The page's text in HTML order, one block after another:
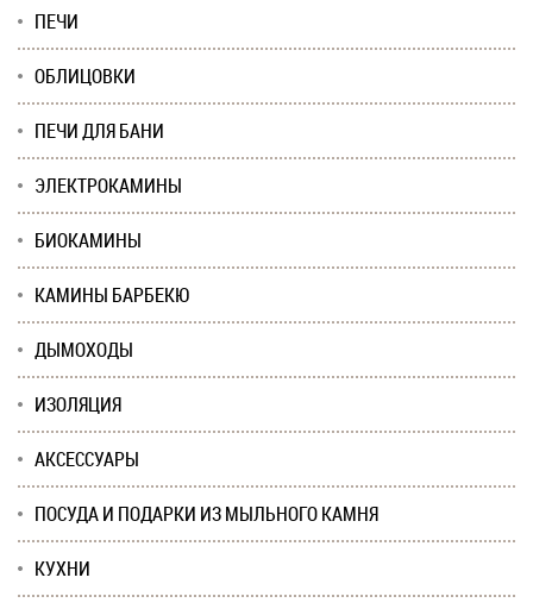
ПЕЧИ
ОБЛИЦОВКИ
ПЕЧИ ДЛЯ БАНИ
ЭЛЕКТРОКАМИНЫ
БИОКАМИНЫ
КАМИНЫ БАРБЕКЮ
ДЫМОХОДЫ
ИЗОЛЯЦИЯ
АКСЕССУАРЫ
ПОСУДА И ПОДАРКИ ИЗ МЫЛЬНОГО КАМНЯ
КУХНИ